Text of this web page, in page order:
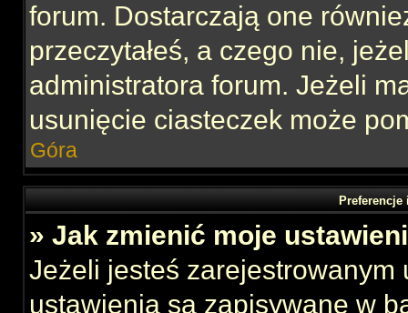
forum. Dostarczają one
przeczytałeś, a czego nie,
administratora forum. Jeżeli
usunięcie ciasteczek może
Góra
» Jak zmienić moje
Jeżeli jesteś zarejestrowanym
ustawienia są zapisywane w